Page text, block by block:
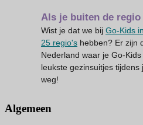
Als je buiten de regio
Wist je dat we bij Go-Kids
25 regio's hebben? Er zijn
Nederland waar je Go-
leukste gezinsuitjes
weg!
Algemeen